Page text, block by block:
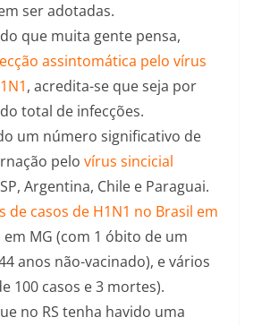
ser adotadas.
que muita gente pensa,
assintomática pelo vírus
, acredita-se que seja por
total de infecções.
um número significativo de
pelo vírus sincicial
Argentina, Chile e Paraguai.
de casos de H1N1 no Brasil em
em MG (com 1 óbito de um
anos não-vacinado), e vários
100 casos e 3 mortes).
no RS tenha havido uma